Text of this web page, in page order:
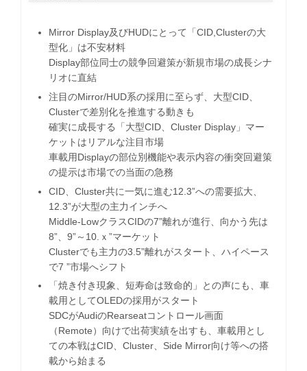
Mirror Display及びHUDにとって「CID,Clusterの大
型化」は不安材料
Display部位同士の競争回避策が新規市場の成長シナ
リオに直結
注目のMirror/HUD系の採用に至らず、大型CID、
Clusterで差別化を推進する動きも
確実に成長する「大型CID、Cluster Display」マー
ケットはリアルな注目市場
車載用Displayの部位別機能や表示内容の衝突回避策
の提示は市場での当面の急務
CID、Cluster共に一気に進む12.3”への需要拡大、
12.3”が大型の主力インチへ
Middle-LowクラスCIDの7”離れが進行、向かう先は
8”、9”～10.ｘ”マーケット
Clusterでも主力の3.5”離れがスタート、ハイペース
で7 ”市場へシフト
「焼き付き現象、短寿命は致命的」との声にも、車
載用としてOLEDの採用がスタート
SDCがAudiのRearseatコントロール画面
（Remote）向けで出荷実績を出すも、車載用とし
ての本戦はCID、Cluster、Side Mirror向け等への搭
載から始まる